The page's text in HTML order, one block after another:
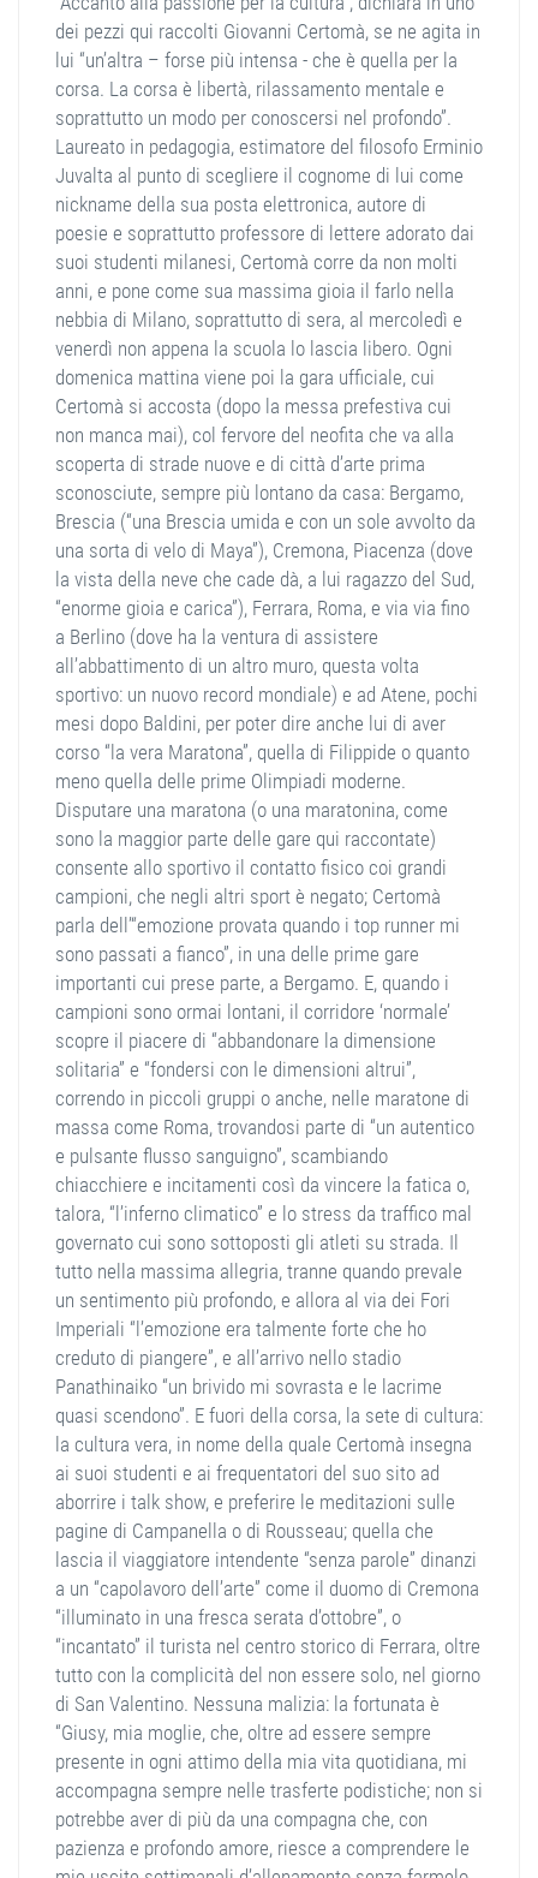
dei pezzi qui raccolti Giovanni Certomà, se ne agita in
lui “un’altra – forse più intensa - che è quella per la
corsa. La corsa è libertà, rilassamento mentale e
soprattutto un modo per conoscersi nel profondo”.
Laureato in pedagogia, estimatore del filosofo Erminio
Juvalta al punto di scegliere il cognome di lui come
nickname della sua posta elettronica, autore di
poesie e soprattutto professore di lettere adorato dai
suoi studenti milanesi, Certomà corre da non molti
anni, e pone come sua massima gioia il farlo nella
nebbia di Milano, soprattutto di sera, al mercoledì e
venerdì non appena la scuola lo lascia libero. Ogni
domenica mattina viene poi la gara ufficiale, cui
Certomà si accosta (dopo la messa prefestiva cui
non manca mai), col fervore del neofita che va alla
scoperta di strade nuove e di città d’arte prima
sconosciute, sempre più lontano da casa: Bergamo,
Brescia (“una Brescia umida e con un sole avvolto da
una sorta di velo di Maya”), Cremona, Piacenza (dove
la vista della neve che cade dà, a lui ragazzo del Sud,
“enorme gioia e carica”), Ferrara, Roma, e via via fino
a Berlino (dove ha la ventura di assistere
all’abbattimento di un altro muro, questa volta
sportivo: un nuovo record mondiale) e ad Atene, pochi
mesi dopo Baldini, per poter dire anche lui di aver
corso “la vera Maratona”, quella di Filippide o quanto
meno quella delle prime Olimpiadi moderne.
Disputare una maratona (o una maratonina, come
sono la maggior parte delle gare qui raccontate)
consente allo sportivo il contatto fisico coi grandi
campioni, che negli altri sport è negato; Certomà
parla dell’“emozione provata quando i top runner mi
sono passati a fianco”, in una delle prime gare
importanti cui prese parte, a Bergamo. E, quando i
campioni sono ormai lontani, il corridore ‘normale’
scopre il piacere di “abbandonare la dimensione
solitaria” e “fondersi con le dimensioni altrui”,
correndo in piccoli gruppi o anche, nelle maratone di
massa come Roma, trovandosi parte di “un autentico
e pulsante flusso sanguigno”, scambiando
chiacchiere e incitamenti così da vincere la fatica o,
talora, “l’inferno climatico” e lo stress da traffico mal
governato cui sono sottoposti gli atleti su strada. Il
tutto nella massima allegria, tranne quando prevale
un sentimento più profondo, e allora al via dei Fori
Imperiali “l’emozione era talmente forte che ho
creduto di piangere”, e all’arrivo nello stadio
Panathinaiko “un brivido mi sovrasta e le lacrime
quasi scendono”. E fuori della corsa, la sete di cultura:
la cultura vera, in nome della quale Certomà insegna
ai suoi studenti e ai frequentatori del suo sito ad
aborrire i talk show, e preferire le meditazioni sulle
pagine di Campanella o di Rousseau; quella che
lascia il viaggiatore intendente “senza parole” dinanzi
a un “capolavoro dell’arte” come il duomo di Cremona
“illuminato in una fresca serata d’ottobre”, o
“incantato” il turista nel centro storico di Ferrara, oltre
tutto con la complicità del non essere solo, nel giorno
di San Valentino. Nessuna malizia: la fortunata è
“Giusy, mia moglie, che, oltre ad essere sempre
presente in ogni attimo della mia vita quotidiana, mi
accompagna sempre nelle trasferte podistiche; non si
potrebbe aver di più da una compagna che, con
pazienza e profondo amore, riesce a comprendere le